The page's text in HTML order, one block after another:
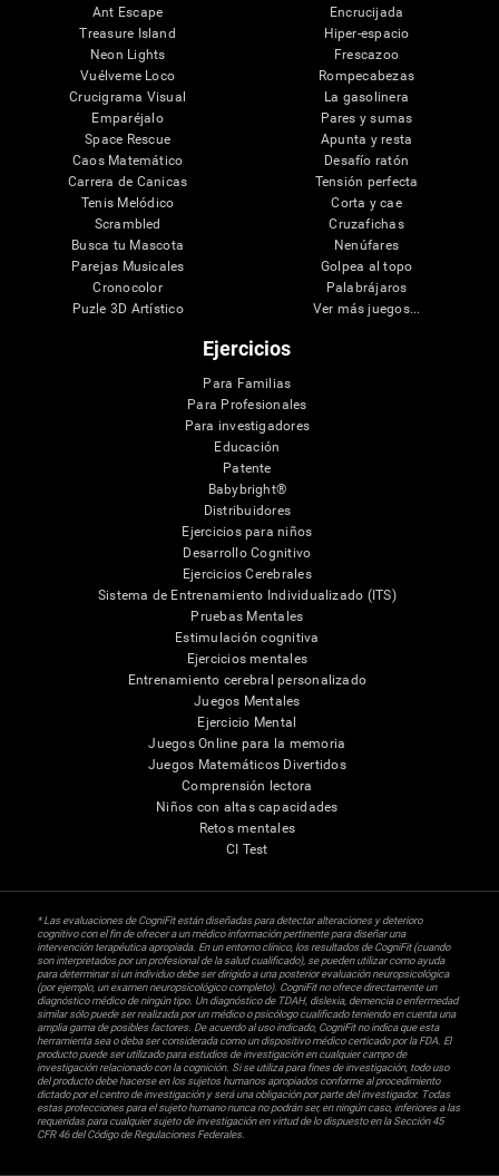
Ant Escape
Treasure Island
Neon Lights
Vuélveme Loco
Crucigrama Visual
Emparéjalo
Space Rescue
Caos Matemático
Carrera de Canicas
Tenis Melódico
Scrambled
Busca tu Mascota
Parejas Musicales
Cronocolor
Puzle 3D Artístico
Encrucijada
Hiper-espacio
Frescazoo
Rompecabezas
La gasolinera
Pares y sumas
Apunta y resta
Desafío ratón
Tensión perfecta
Corta y cae
Cruzafichas
Nenúfares
Golpea al topo
Palabrájaros
Ver más juegos...
Ejercicios
Para Familias
Para Profesionales
Para investigadores
Educación
Patente
Babybright®
Distribuidores
Ejercicios para niños
Desarrollo Cognitivo
Ejercicios Cerebrales
Sistema de Entrenamiento Individualizado (ITS)
Pruebas Mentales
Estimulación cognitiva
Ejercicios mentales
Entrenamiento cerebral personalizado
Juegos Mentales
Ejercicio Mental
Juegos Online para la memoria
Juegos Matemáticos Divertidos
Comprensión lectora
Niños con altas capacidades
Retos mentales
CI Test
* Las evaluaciones de CogniFit están diseñadas para detectar alteraciones y deterioro
cognitivo con el fin de ofrecer a un médico información pertinente para diseñar una
intervención terapéutica apropiada. En un entorno clínico, los resultados de CogniFit (cuando
son interpretados por un profesional de la salud cualificado), se pueden utilizar como ayuda
para determinar si un individuo debe ser dirigido a una posterior evaluación neuropsicológica
(por ejemplo, un examen neuropsicológico completo). CogniFit no ofrece directamente un
diagnóstico médico de ningún tipo. Un diagnóstico de TDAH, dislexia, demencia o enfermedad
similar sólo puede ser realizada por un médico o psicólogo cualificado teniendo en cuenta una
amplia gama de posibles factores. De acuerdo al uso indicado, CogniFit no indica que esta
herramienta sea o deba ser considerada como un dispositivo médico certicado por la FDA. El
producto puede ser utilizado para estudios de investigación en cualquier campo de
investigación relacionado con la cognición. Si se utiliza para fines de investigación, todo uso
del producto debe hacerse en los sujetos humanos apropiados conforme al procedimiento
dictado por el centro de investigación y será una obligación por parte del investigador. Todas
estas protecciones para el sujeto humano nunca no podrán ser, en ningún caso, inferiores a las
requeridas para cualquier sujeto de investigación en virtud de lo dispuesto en la Sección 45
CFR 46 del Código de Regulaciones Federales.